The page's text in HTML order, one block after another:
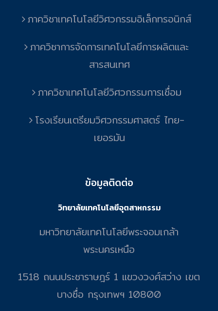
ภาควิชาเทคโนโลยีวิศวกรรมอิเล็กทรอนิกส์
ภาควิชาการจัดการเทคโนโลยีการผลิตและ
สารสนเทศ
ภาควิชาเทคโนโลยีวิศวกรรมการเชื่อม
โรงเรียนเตรียมวิศวกรรมศาสตร์ ไทย-
เยอรมัน
ข้อมูลติดต่อ
วิทยาลัยเทคโนโลยีอุตสาหกรรม
มหาวิทยาลัยเทคโนโลยีพระจอมเกล้า
พระนครเหนือ
1518 ถนนประชาราษฎร์ 1 แขวงวงศ์สว่าง เขต
บางซื่อ กรุงเทพฯ 10800